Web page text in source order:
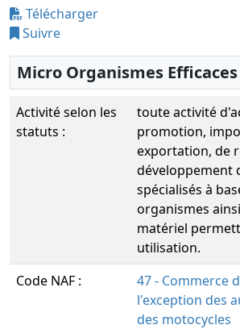
Télécharger
Suivre
Micro Organismes Efficaces
Activité selon les
statuts :
toute activité
promotion,
exportation, de
développement
spécialisés à
organismes
matériel
utilisation.
Code NAF :
47 - Commerce
l'exception des
des motocycles